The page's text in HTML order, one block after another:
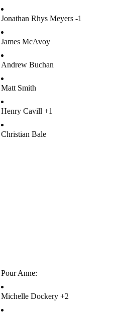
Jonathan Rhys Meyers -1
James McAvoy
Andrew Buchan
Matt Smith
Henry Cavill +1
Christian Bale
Pour Anne:
Michelle Dockery +2